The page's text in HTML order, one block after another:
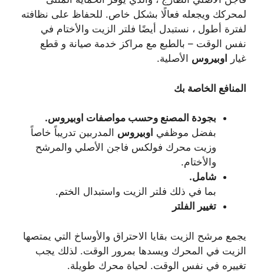
لمحركك ويجعله فعالًا بشكل خاص. للحفاظ على نظافته
لفترة أطول ، نستبدل أيضًا فلتر الزيت والأختام في
نفس الوقت – بالطبع مع مراكز خدمة صيانة و قطع
غيار
اوبيروس الأصلية.
المنافع الخاصة بك
بجودة المصنع وحسب مواصفات اوبيروس.
بفضل موظفي اوبيروس المدربين تدريباً خاصاً
وزيت محرك فولكس فاجن الأصلي والمرشح
والأختام.
شامل.
بما في ذلك فلتر الزيت واستبدال الختم.
تغيير الفلتر
يجمع مرشح الزيت بقايا الاحتراق والأوساخ التي يمتصها
الزيت في المحرك ويسدها بمرور الوقت. لذلك يجب
تغييره في نفس الوقت. لحياة محرك طويلة.